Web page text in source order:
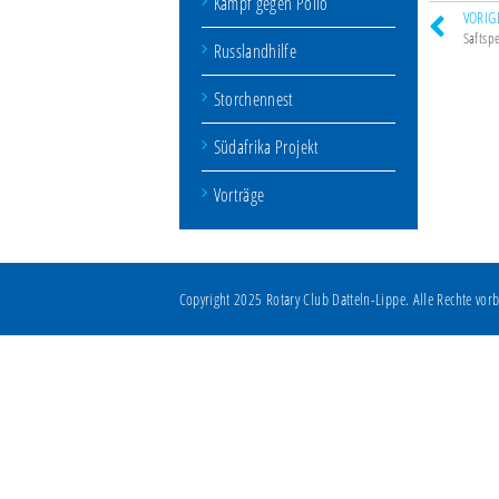
Russlandhilfe
Storchennest
Südafrika Projekt
Vorträge
Copyright 2025 Rotary Club Datteln-Lippe. Alle Rechte